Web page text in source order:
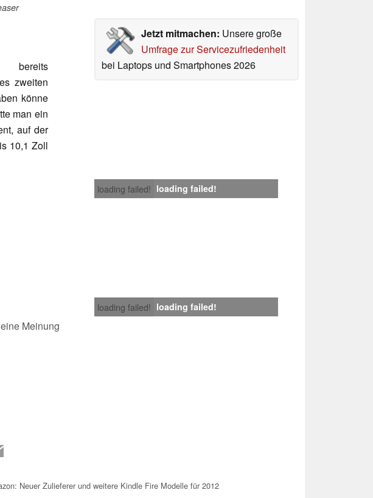
Jetzt mitmachen: Unsere große
Umfrage zur Servicezufriedenheit
bei Laptops und Smartphones 2026
zweiten
könne
man ein
auf der
10,1 Zoll
loading failed! loading failed!
loading failed! loading failed!
Meinung
Neuer Zulieferer und weitere Kindle Fire Modelle für 2012